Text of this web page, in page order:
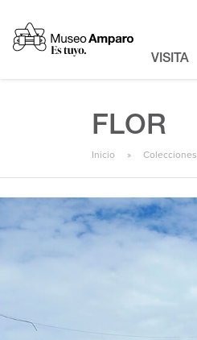
VISITA
FLOR
Inicio Colecciones